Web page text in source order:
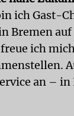
ich Gast-
Bremen
ich
an – in